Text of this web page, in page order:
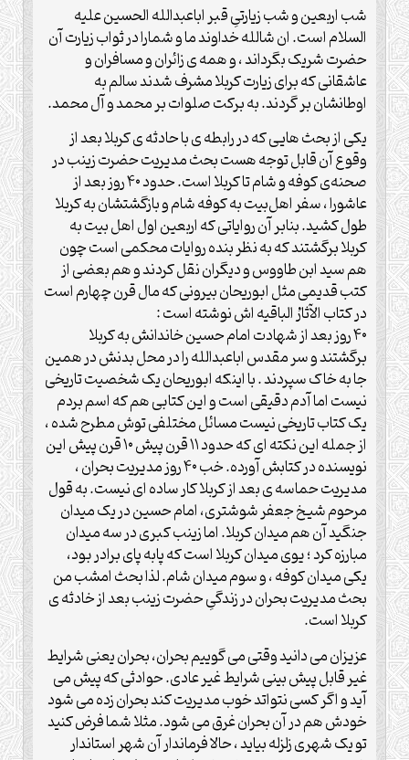
شب اربعین و شب زیارتیِ قبر اباعبدالله الحسین علیه
السلام است. ان شالله خداوند ما و شمارا در ثواب زیارت آن
حضرت شریک بگرداند ، و همه ی زائران و مسافران و
عاشقانی که برای زیارت کربلا مشرف شدند سالم به
اوطانشان بر گردند. به برکت صلوات بر محمد و آل محمد.
یکی از بحث هایی که در رابطه ی با حادثه ی کربلا بعد از
وقوع آن قابل توجه هست بحث مدیریت حضرت زینب در
صحنه‌ی کوفه و شام تا کربلا است. حدود ۴۰ روز بعد از
عاشورا ، سفر اهل‌بیت به کوفه شام و بازگشتشان به کربلا
طول کشید. بنابر آن روایاتی که اربعین اول اهل بیت به
کربلا برگشتند که به نظر بنده روایات محکمی است چون
هم سید ابن طاووس و دیگران نقل کردند و هم بعضی از
کتب قدیمی مثل ابوریحان بیرونی که مال قرن چهارم است
در کتاب الآثارُ الباقیه اش نوشته است :
۴۰ روز بعد از شهادت امام حسین خاندانش به کربلا
برگشتند و سر مقدس اباعبدالله را در محل بدنش در همین
جا به خاک سپردند . با اینکه ابوریحان یک شخصیت تاریخی
نیست اما آدم دقیقی است و این کتابی هم که اسم بردم
یک کتاب تاریخی نیست مسائل مختلفی توش مطرح شده ،
از جمله این نکته ای که حدود ۱۱ قرن پیش ۱۰ قرن پیش این
نویسنده در کتابش آورده. خب ۴۰ روز مدیریت بحران ،
مدیریت حماسه ی بعد از کربلا کار ساده ای نیست. به قول
مرحوم شیخ جعفر شوشتری، امام حسین در یک میدان
جنگید آن هم میدان کربلا. اما زینب کبری در سه میدان
مبارزه کرد ؛ یوی میدان کربلا است که پابه پای برادر بود،
یکی میدان کوفه ، و سوم میدان شام. لذا بحث امشب من
بحث مدیریت بحران در زندگیِ حضرت زینب بعد از خادثه ی
کربلا است.
عزیزان می دانید وقتی می گوییم بحران، بحران یعنی شرایط
غیر قابل پیش بینی شرایط غیر عادی. حوادثی که پیش می
آید و اگر کسی نتواتد خوب مدیریت کند بحران زده می شود
خودش هم در آن بحران غرق می شود. مثلا شما فرض کنید
تو یک شهری زلزله بیاید ، حالا فرماندار آن شهر استاندار